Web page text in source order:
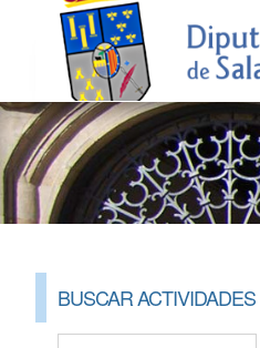
BUSCAR ACTIVIDADES